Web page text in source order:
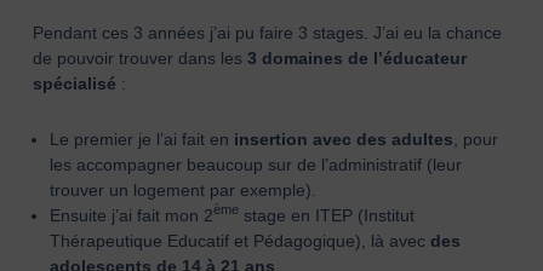
Pendant ces 3 années j’ai pu faire 3 stages. J’ai eu la chance
de pouvoir trouver dans les 3 domaines de l’éducateur
spécialisé :
Le premier je l’ai fait en insertion avec des adultes , pour
les accompagner beaucoup sur de l’administratif (leur
trouver un logement par exemple).
Ensuite j’ai fait mon 2èmestage en ITEP (Institut
Thérapeutique Educatif et Pédagogique), là avec des
adolescents de 14 à 21 ans